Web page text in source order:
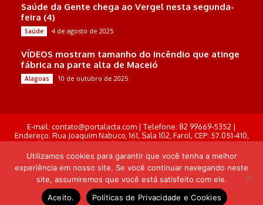
Saúde da Gente chega ao Vergel nesta segunda-
feira (4)
Saúde 4 de agosto de 2025
VÍDEOS mostram tamanho do incêndio que atinge
fábrica na parte alta de Maceió
Alagoas 10 de outubro de 2025
E-mail: contato@portalacta.com | Telefone: 82 99669-5352 |
Endereço: Rua Joaquim Nabuco, 161, Sala 102, Farol, CEP: 57.051-410,
Maceió, Alagoas . Responsável Técnico: Derek Gustavo de Morais
Pereira
© Portal Acta - 2025-2026.
Desenvolvido por: Arthur Almeida
Utilizamos cookies para garantir que você tenha a melhor
experiência em nosso site. Se você continuar navegando neste
site, assumiremos que você está satisfeito com ele.
Aceito.
Políticas de Privacidade e Cookies